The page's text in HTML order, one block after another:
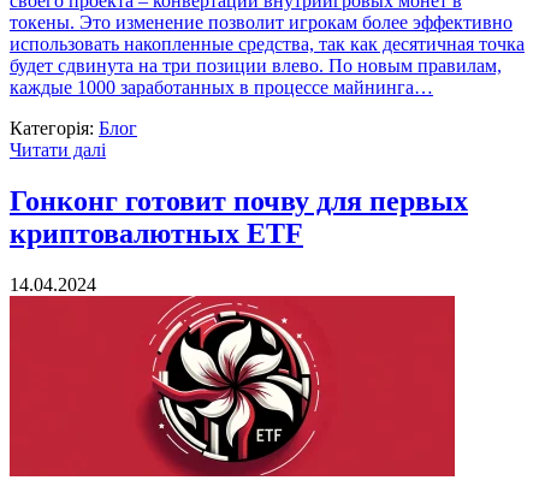
токены. Это изменение позволит игрокам более эффективно
использовать накопленные средства, так как десятичная точка
будет сдвинута на три позиции влево. По новым правилам,
каждые 1000 заработанных в процессе майнинга…
Категорія: Блог
Читати далі
Гонконг готовит почву для первых
криптовалютных ETF
14.04.2024